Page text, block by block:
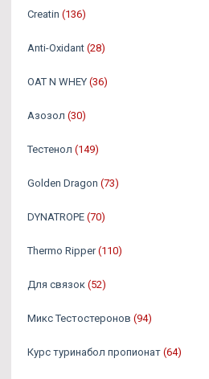
Creatin (136)
Anti-Oxidant (28)
OAT N WHEY (36)
Азозол (30)
Тестенол (149)
Golden Dragon (73)
DYNATROPE (70)
Thermo Ripper (110)
Для связок (52)
Микс Тестостеронов (94)
Курс туринабол пропионат (64)